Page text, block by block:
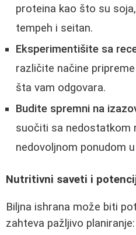
proteina kao što su
tempeh i seitan.
Eksperimentišite sa
različite načine
šta vam odgovara.
Budite spremni na
suočiti sa nedostatkom
nedovoljnom ponudom
Nutritivni saveti i
Biljna ishrana može biti
zahteva pažljivo planiranje: